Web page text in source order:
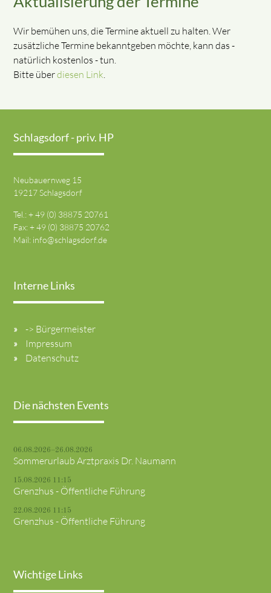
Wir bemühen uns, die Termine aktuell zu halten. Wer
zusätzliche Termine bekanntgeben möchte, kann das -
natürlich kostenlos - tun.
Bitte überdiesen Link
Schlagsdorf - priv. HP
Neubauernweg 15
19217 Schlagsdorf
Tel.: + 49 (0) 38875 20761
Fax: + 49 (0) 38875 20762
Mail: info@schlagsdorf.de
Interne Links
-> Bürgermeister
Impressum
Datenschutz
Die nächsten Events
06.08.2026–26.08.2026
Sommerurlaub Arztpraxis Dr. Naumann
15.08.2026 11:15
Grenzhus - Öffentliche Führung
22.08.2026 11:15
Grenzhus - Öffentliche Führung
Wichtige Links